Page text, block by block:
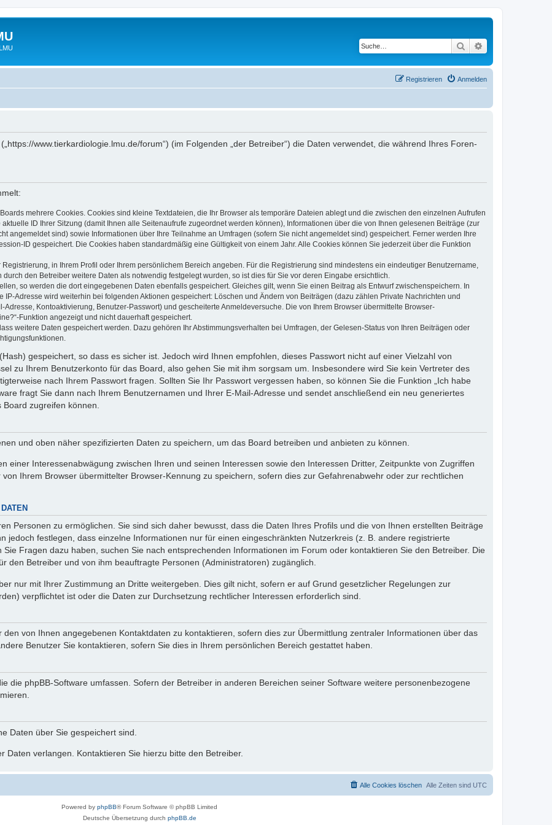
Suche
Anmelden
Registrieren
www.tierkardiologie.lmu.de/forum“) (im Folgenden „der Betreiber“) die Daten verwendet, die während Ihres Foren-
mehrere Cookies. Cookies sind kleine Textdateien, die Ihr Browser als temporäre Dateien ablegt und die zwischen den einzelnen Aufrufen
ID Ihrer Sitzung (damit Ihnen alle Seitenaufrufe zugeordnet werden können), Informationen über die von Ihnen gelesenen Beiträge (zur
angemeldet sind) sowie Informationen über Ihre Teilnahme an Umfragen (sofern Sie nicht angemeldet sind) gespeichert. Ferner werden Ihre
ID gespeichert. Die Cookies haben standardmäßig eine Gültigkeit von einem Jahr. Alle Cookies können Sie jederzeit über die Funktion
in Ihrem Profil oder Ihrem persönlichem Bereich angeben. Für die Registrierung sind mindestens ein eindeutiger Benutzername,
den Betreiber weitere Daten als notwendig festgelegt wurden, so ist dies für Sie vor deren Eingabe ersichtlich.
so werden die dort eingegebenen Daten ebenfalls gespeichert. Gleiches gilt, wenn Sie einen Beitrag als Entwurf zwischenspeichern. In
Adresse wird weiterhin bei folgenden Aktionen gespeichert: Löschen und Ändern von Beiträgen (dazu zählen Private Nachrichten und
Kontoaktivierung, Benutzer-Passwort) und gescheiterte Anmeldeversuche. Die von Ihrem Browser übermittelte Browser-
Funktion angezeigt und nicht dauerhaft gespeichert.
weitere Daten gespeichert werden. Dazu gehören Ihr Abstimmungsverhalten bei Umfragen, der Gelesen-Status von Ihren Beiträgen oder
gespeichert, so dass es sicher ist. Jedoch wird Ihnen empfohlen, dieses Passwort nicht auf einer Vielzahl von
zu Ihrem Benutzerkonto für das Board, also gehen Sie mit ihm sorgsam um. Insbesondere wird Sie kein Vertreter des
nach Ihrem Passwort fragen. Sollten Sie Ihr Passwort vergessen haben, so können Sie die Funktion „Ich habe
fragt Sie dann nach Ihrem Benutzernamen und Ihrer E-Mail-Adresse und sendet anschließend ein neu generiertes
Board zugreifen können.
und oben näher spezifizierten Daten zu speichern, um das Board betreiben und anbieten zu können.
einer Interessenabwägung zwischen Ihren und seinen Interessen sowie den Interessen Dritter, Zeitpunkte von Zugriffen
Ihrem Browser übermittelter Browser-Kennung zu speichern, sofern dies zur Gefahrenabwehr oder zur rechtlichen
Personen zu ermöglichen. Sie sind sich daher bewusst, dass die Daten Ihres Profils und die von Ihnen erstellten Beiträge
jedoch festlegen, dass einzelne Informationen nur für einen eingeschränkten Nutzerkreis (z. B. andere registrierte
Fragen dazu haben, suchen Sie nach entsprechenden Informationen im Forum oder kontaktieren Sie den Betreiber. Die
den Betreiber und von ihm beauftragte Personen (Administratoren) zugänglich.
nur mit Ihrer Zustimmung an Dritte weitergeben. Dies gilt nicht, sofern er auf Grund gesetzlicher Regelungen zur
verpflichtet ist oder die Daten zur Durchsetzung rechtlicher Interessen erforderlich sind.
von Ihnen angegebenen Kontaktdaten zu kontaktieren, sofern dies zur Übermittlung zentraler Informationen über das
Benutzer Sie kontaktieren, sofern Sie dies in Ihrem persönlichen Bereich gestattet haben.
die phpBB-Software umfassen. Sofern der Betreiber in anderen Bereichen seiner Software weitere personenbezogene
Daten über Sie gespeichert sind.
Daten verlangen. Kontaktieren Sie hierzu bitte den Betreiber.
Alle Zeiten sind UTC
Alle Cookies löschen
Powered by phpBB® Forum Software © phpBB Limited
Deutsche Übersetzung durch phpBB.de